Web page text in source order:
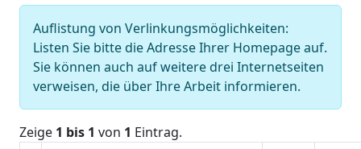
Auflistung von Verlinkungsmöglichkeiten:
Listen Sie bitte die Adresse Ihrer Homepage auf.
Sie können auch auf weitere drei Internetseiten
verweisen, die über Ihre Arbeit informieren.
Zeige 1 bis 1 von 1 Eintrag.